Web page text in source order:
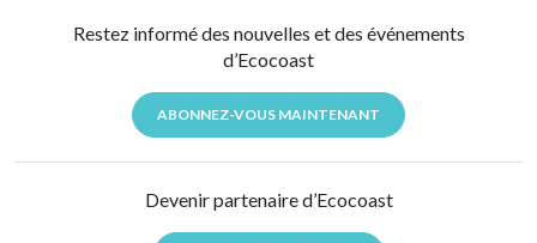
Restez informé des nouvelles et des événements
d’Ecocoast
ABONNEZ-VOUS MAINTENANT
Devenir partenaire d’Ecocoast